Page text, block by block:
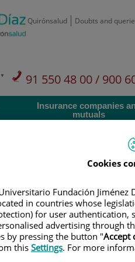
Quirónsalud Doubts and
91 550 48 00 / 900
Private Care: 91 090 05
Insurance companies
mutuals
Research
Teléfono de
Cookies
Fundación Jiménez
in countries whose
for user authentication,
advertising through
by pressing the button "Accept
thisSettings. For more